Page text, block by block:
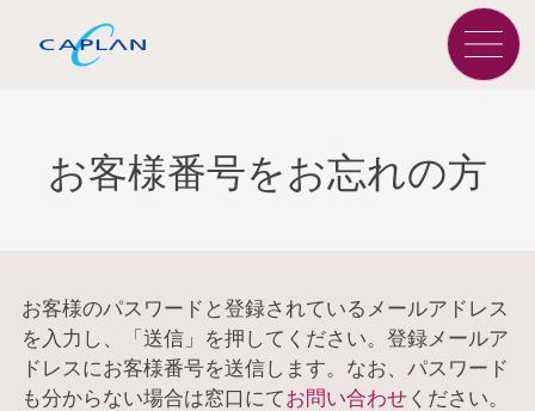
お客様番号をお忘れの方
お客様のパスワードと登録されているメールアドレス
を入力し、「送信」を押してください。登録メールア
ドレスにお客様番号を送信します。なお、パスワード
も分からない場合は窓口にてお問い合わせください。